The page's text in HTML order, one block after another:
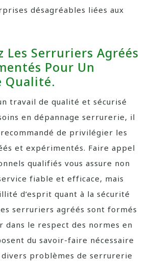
désagréables liées aux
Les Serruriers Agréés
Pour Un
Qualité.
travail de qualité et sécurisé
en dépannage serrurerie, il
de privilégier les
et expérimentés. Faire appel
qualifiés vous assure non
fiable et efficace, mais
d’esprit quant à la sécurité
serruriers agréés sont formés
le respect des normes en
du savoir-faire nécessaire
problèmes de serrurerie